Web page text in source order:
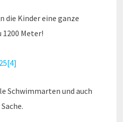
Kinder eine ganze
1200 Meter!
und auch